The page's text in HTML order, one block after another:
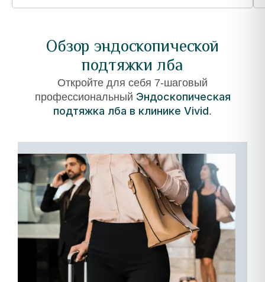
Обзор эндоскопической
подтяжки лба
Откройте для себя 7-шаговый
профессиональный Эндоскопическая
подтяжка лба в клинике Vivid.
01
–
Прибытие
и